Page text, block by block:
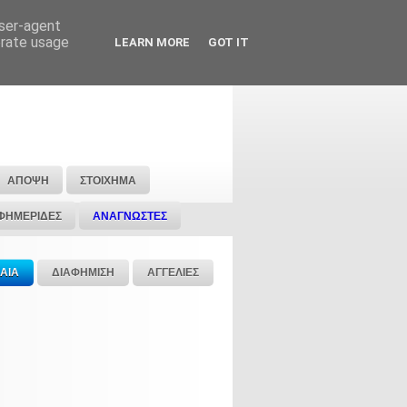
ΑΠΟΨΗ ΣΤΟΙΧΗΜΑ
ΑΝΑΓΝΩΣΤΕΣ
ΔΙΑΦΗΜΙΣΗ ΑΓΓΕΛΙΕΣ
agent
usage
LEARN MORE GOT IT